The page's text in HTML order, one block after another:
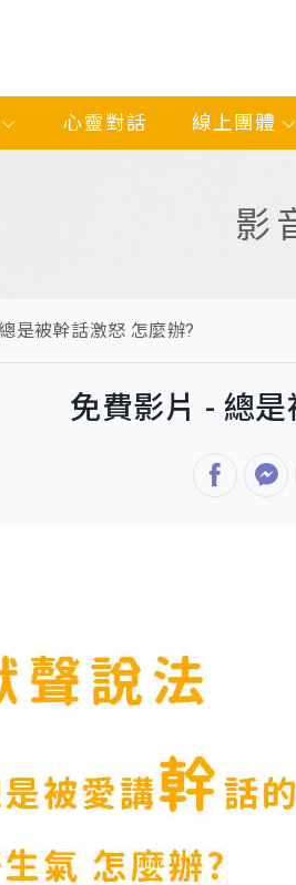
心靈對話 線上團體
影
是被幹話激怒 怎麼辦?
免費影片 - 總